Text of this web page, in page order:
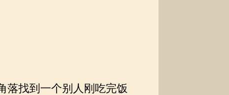
落找到一个别人刚吃完饭